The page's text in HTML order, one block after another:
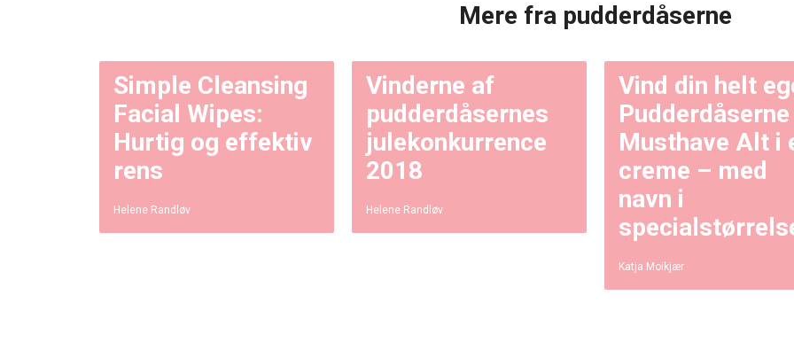
Mere fra pudderdåserne
Simple Cleansing
Facial Wipes:
Hurtig og effektiv
rens
Helene Randløv
Vinderne af
pudderdåsernes
julekonkurrence
2018
Helene Randløv
Vind din helt
Pudderdåserne
Musthave Alt i
creme – med
navn i
Katja Moikjær